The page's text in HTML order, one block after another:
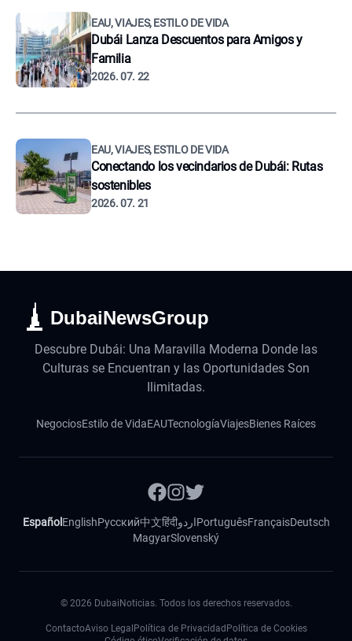
EAU, VIAJES, ESTILO DE VIDA
Dubái Lanza Descuentos para Amigos y
Familia
2026. 07. 22
EAU, VIAJES, ESTILO DE VIDA
Conectando los vecindarios de Dubái: Rutas
sostenibles
2026. 07. 21
DubaiNewsGroup
Descubre Dubái: Una Maravilla Moderna Donde las
Culturas se Encuentran y las Oportunidades Son
Ilimitadas.
NegociosEstilo de VidaEAUTecnologíaViajesBienes Raíces
Español EnglishРусский中文हिंदीاردوPortuguêsFrançaisDeutsch
MagyarSlovenský
© 2026 DubaiNoticias. Todos los derechos reservados.
ContactoAviso Legal Política de Privacidad Política de Cookies